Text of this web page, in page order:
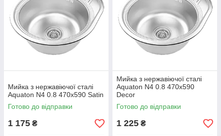
Мийка з нержавіючої сталі
Aquaton N4 0.8 470х590 Satin
Готово до відправки
1 175 ₴
Мийка з нержавіючої сталі
Aquaton N4 0.8 470х590
Decor
Готово до відправки
1 225 ₴